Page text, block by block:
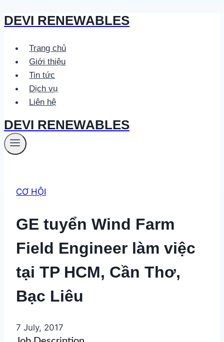
Skip
content
DEVI RENEWABLES
Trang chủ
Giới thiệu
Tin tức
Dịch vụ
Liên hệ
DEVI RENEWABLES
CƠ HỘI
GE tuyển Wind Farm
Field Engineer làm việc
tại TP HCM, Cần Thơ,
Bạc Liêu
7 July, 2017